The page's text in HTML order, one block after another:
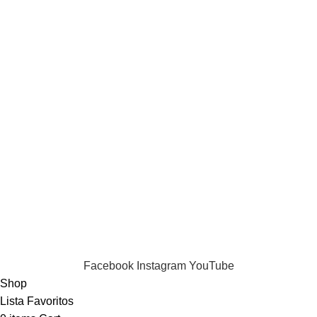
Facebook Instagram YouTube
Shop
Lista Favoritos